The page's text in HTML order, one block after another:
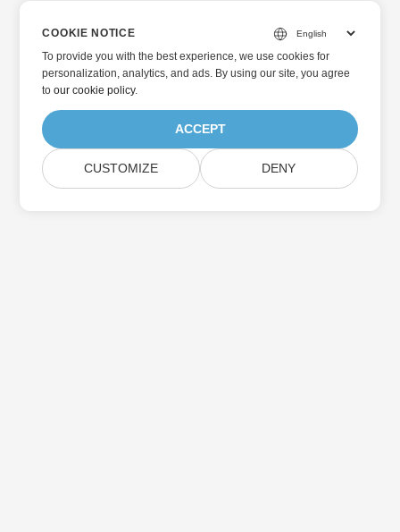
COOKIE NOTICE
To provide you with the best experience, we use cookies for
personalization, analytics, and ads. By using our site, you agree
toour cookie policy.
ACCEPT
CUSTOMIZE DENY